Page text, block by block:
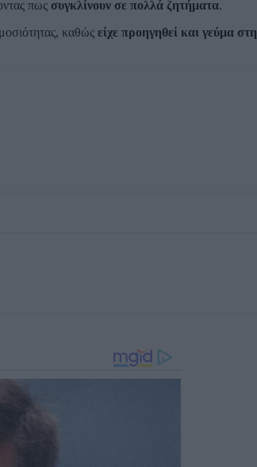
πως συγκλίνουν σε πολλά ζητήματα.
καθώς είχε προηγηθεί και γεύμα στη